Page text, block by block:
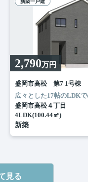
）にお問い合わせくださ
かR‐ハウジング（019-681-
だけでも大丈夫ですぜひお気
間取りです☆イオンスーパ
盛岡駅まで
新築一戸建
2,790万円
盛岡市高松 第7 1号棟
盛岡市高松４丁目
4LDK(100.44㎡)
新築
見る